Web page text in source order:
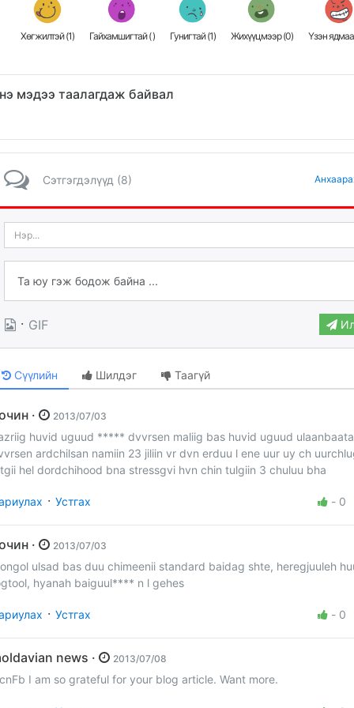
Хөгжилтэй (1) Гайхамшигтай () Гунигтай (1) Жихүүцмээр (0) Үзэн
мэдээ таалагдаж байвал
Сэтгэгдэлүүд (8)
· GIF
Сүүлийн Шилдэг Таагүй
Зочин · 2013/07/03
huvid uguud ***** dvvrsen maliig bas huvid uguud
ardchilsan namiin 23 jiliin vr dvn erduu l ene uur uy ch
hel dordchihood bna stressgvi hvn chin tulgiin 3 chuluu bha
· Устгах - 0
Зочин · 2013/07/03
ulsad bas duu chimeenii standard baidag shte, heregjuuleh
hyanah baiguul**** n l gehes
· Устгах - 0
moldavian news · 2013/07/08
I am so grateful for your blog article. Want more.